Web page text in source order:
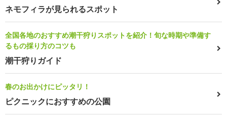
ネモフィラが見られるスポット
全国各地のおすすめ潮干狩りスポットを紹介！旬な時期や準備す
るもの採り方のコツも
潮干狩りガイド
春のお出かけにピッタリ！
ピクニックにおすすめの公園